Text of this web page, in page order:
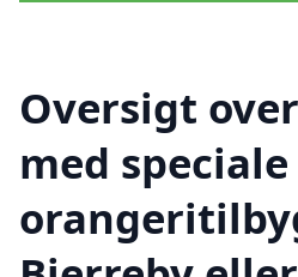
Oversigt
med speciale